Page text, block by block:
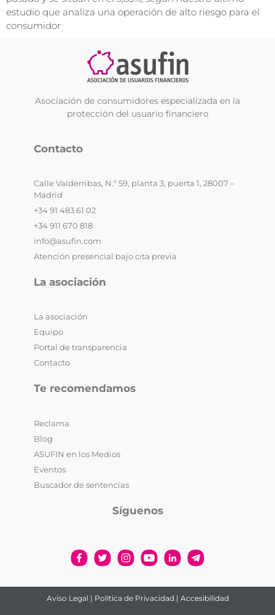
estudio que analiza una operación de alto riesgo para el
consumidor
Asociación de consumidores especializada en la
protección del usuario financiero
Contacto
Calle Valderribas, N.º 59, planta 3, puerta 1, 28007 –
Madrid
+34 91 483 61 02
+34 911 670 818
info@asufin.com
Atención presencial bajo cita previa
La asociación
La asociación
Equipo
Portal de transparencia
Contacto
Te recomendamos
Reclama
Blog
ASUFIN en los Medios
Eventos
Buscador de sentencias
Síguenos
Aviso Legal | Política de Privacidad | Accesibilidad